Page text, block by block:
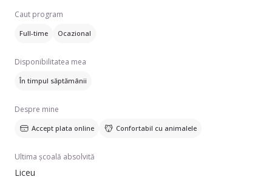
un plus de confort în viața celor din jur.
Fiind o persoană calmă și organizată, îmi place să planific
compromite calitatea. Fie că este vorba de curățenie
generală, schimbarea lenjeriilor sau organizarea spațiilor,
Caut program
Full-time Ocazional
Disponibilitatea mea
În timpul săptămânii
Despre mine
Accept plata online Confortabil cu animalele
Ultima școală absolvită
Liceu